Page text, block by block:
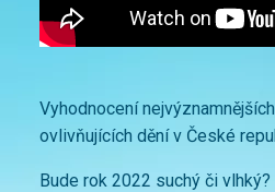
Vyhodnocení
ovlivňujících dění v České
Bude rok 2022 suchý či vlhký?